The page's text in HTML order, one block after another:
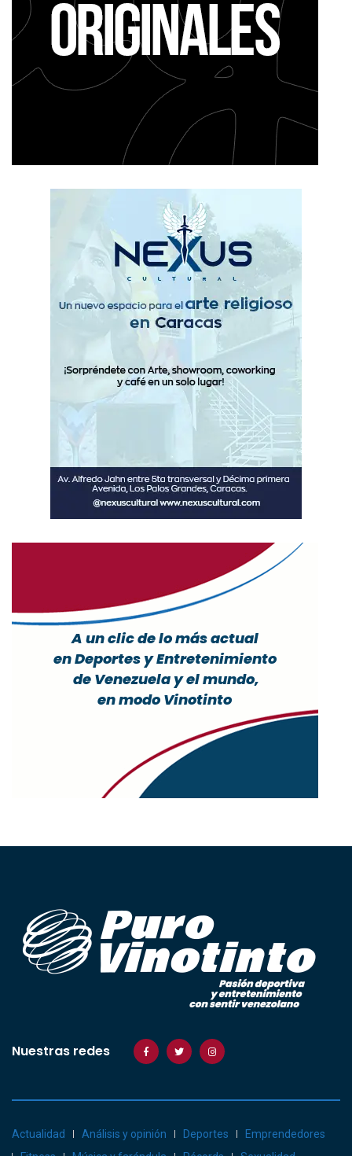
Nuestras redes
Actualidad Análisis y opinión Deportes
Emprendedores